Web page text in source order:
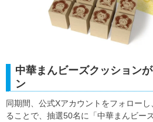
中華まんビーズクッション
ン
同期間、公式Xアカウントをフォロー
ることで、抽選50名に「中華まんビー